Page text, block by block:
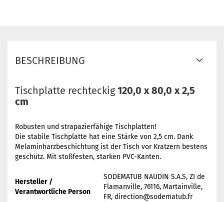
BESCHREIBUNG
Tischplatte rechteckig120,0 x 80,0 x 2,5
cm
Robusten und strapazierfähige Tischplatten!
Die stabile Tischplatte hat eine Stärke von 2,5 cm. Dank
Melaminharzbeschichtung ist der Tisch vor Kratzern bestens
geschütz. Mit stoßfesten, starken PVC-Kanten.
Hersteller /
Verantwortliche Person
SODEMATUB NAUDIN S.A.S, ZI de
Flamanville, 76116, Martainville,
FR, direction@sodematub.fr